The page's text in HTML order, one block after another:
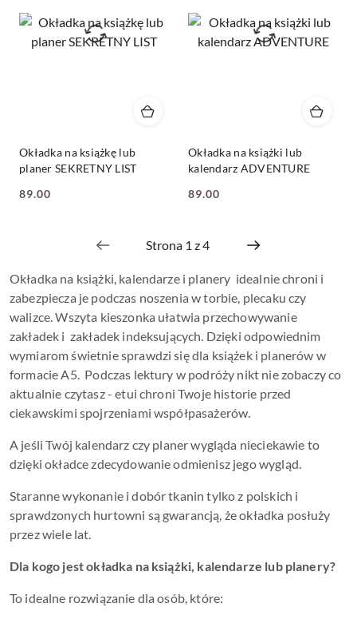
Okładka na książkę lub
planer SEKRETNY LIST
Cena:
89.00
Okładka na książki lub
kalendarz ADVENTURE
Cena:
89.00
Okładka na książki, kalendarze i planery idealnie chroni i
zabezpiecza je podczas noszenia w torbie, plecaku czy
walizce. Wszyta kieszonka ułatwia przechowywanie
zakładek i zakładek indeksujących. Dzięki odpowiednim
wymiarom świetnie sprawdzi się dla książek i planerów w
formacie A5. Podczas lektury w podróży nikt nie zobaczy co
aktualnie czytasz - etui chroni Twoje historie przed
ciekawskimi spojrzeniami współpasażerów.
A jeśli Twój kalendarz czy planer wygląda nieciekawie to
dzięki okładce zdecydowanie odmienisz jego wygląd.
Staranne wykonanie i dobór tkanin tylko z polskich i
sprawdzonych hurtowni są gwarancją, że okładka posłuży
przez wiele lat.
Dla kogo jest okładka na książki, kalendarze lub planery?
To idealne rozwiązanie dla osób, które: